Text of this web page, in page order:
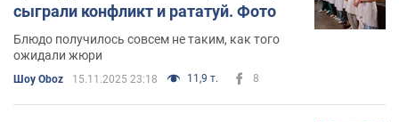
сыграли конфликт и рататуй. Фото
Блюдо получилось совсем не таким, как того
ожидали жюри
Шоу Oboz 15.11.2025 23:18 11,9 т. 8